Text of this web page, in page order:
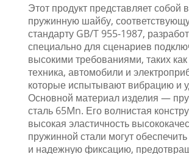
Этот продукт представляет собой
пружинную шайбу,
стандарту GB/T 955-1987,
специально для сценариев
высокими требованиями, таких
техника, автомобили и
которые испытывают вибрацию и
Основной материал изделия —
сталь 65Mn. Его волнистая
высокая эластичность
пружинной стали могут
и надежную фиксацию,